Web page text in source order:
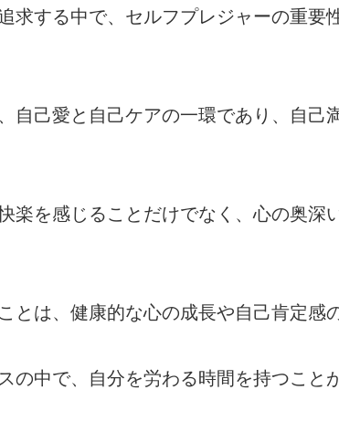
求する中で、セルフプレジャーの重要
自己愛と自己ケアの一環であり、自己
楽を感じることだけでなく、心の奥深
とは、健康的な心の成長や自己肯定感
の中で、自分を労わる時間を持つこと